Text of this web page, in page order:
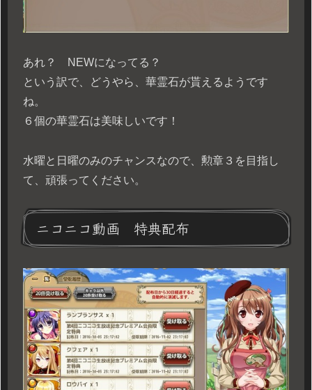
あれ？ NEWになってる？
という訳で、どうやら、華霊石が貰えるようです
ね。
６個の華霊石は美味しいです！
水曜と日曜のみのチャンスなので、勲章３を目指し
て、頑張ってください。
ニコニコ動画 特典配布